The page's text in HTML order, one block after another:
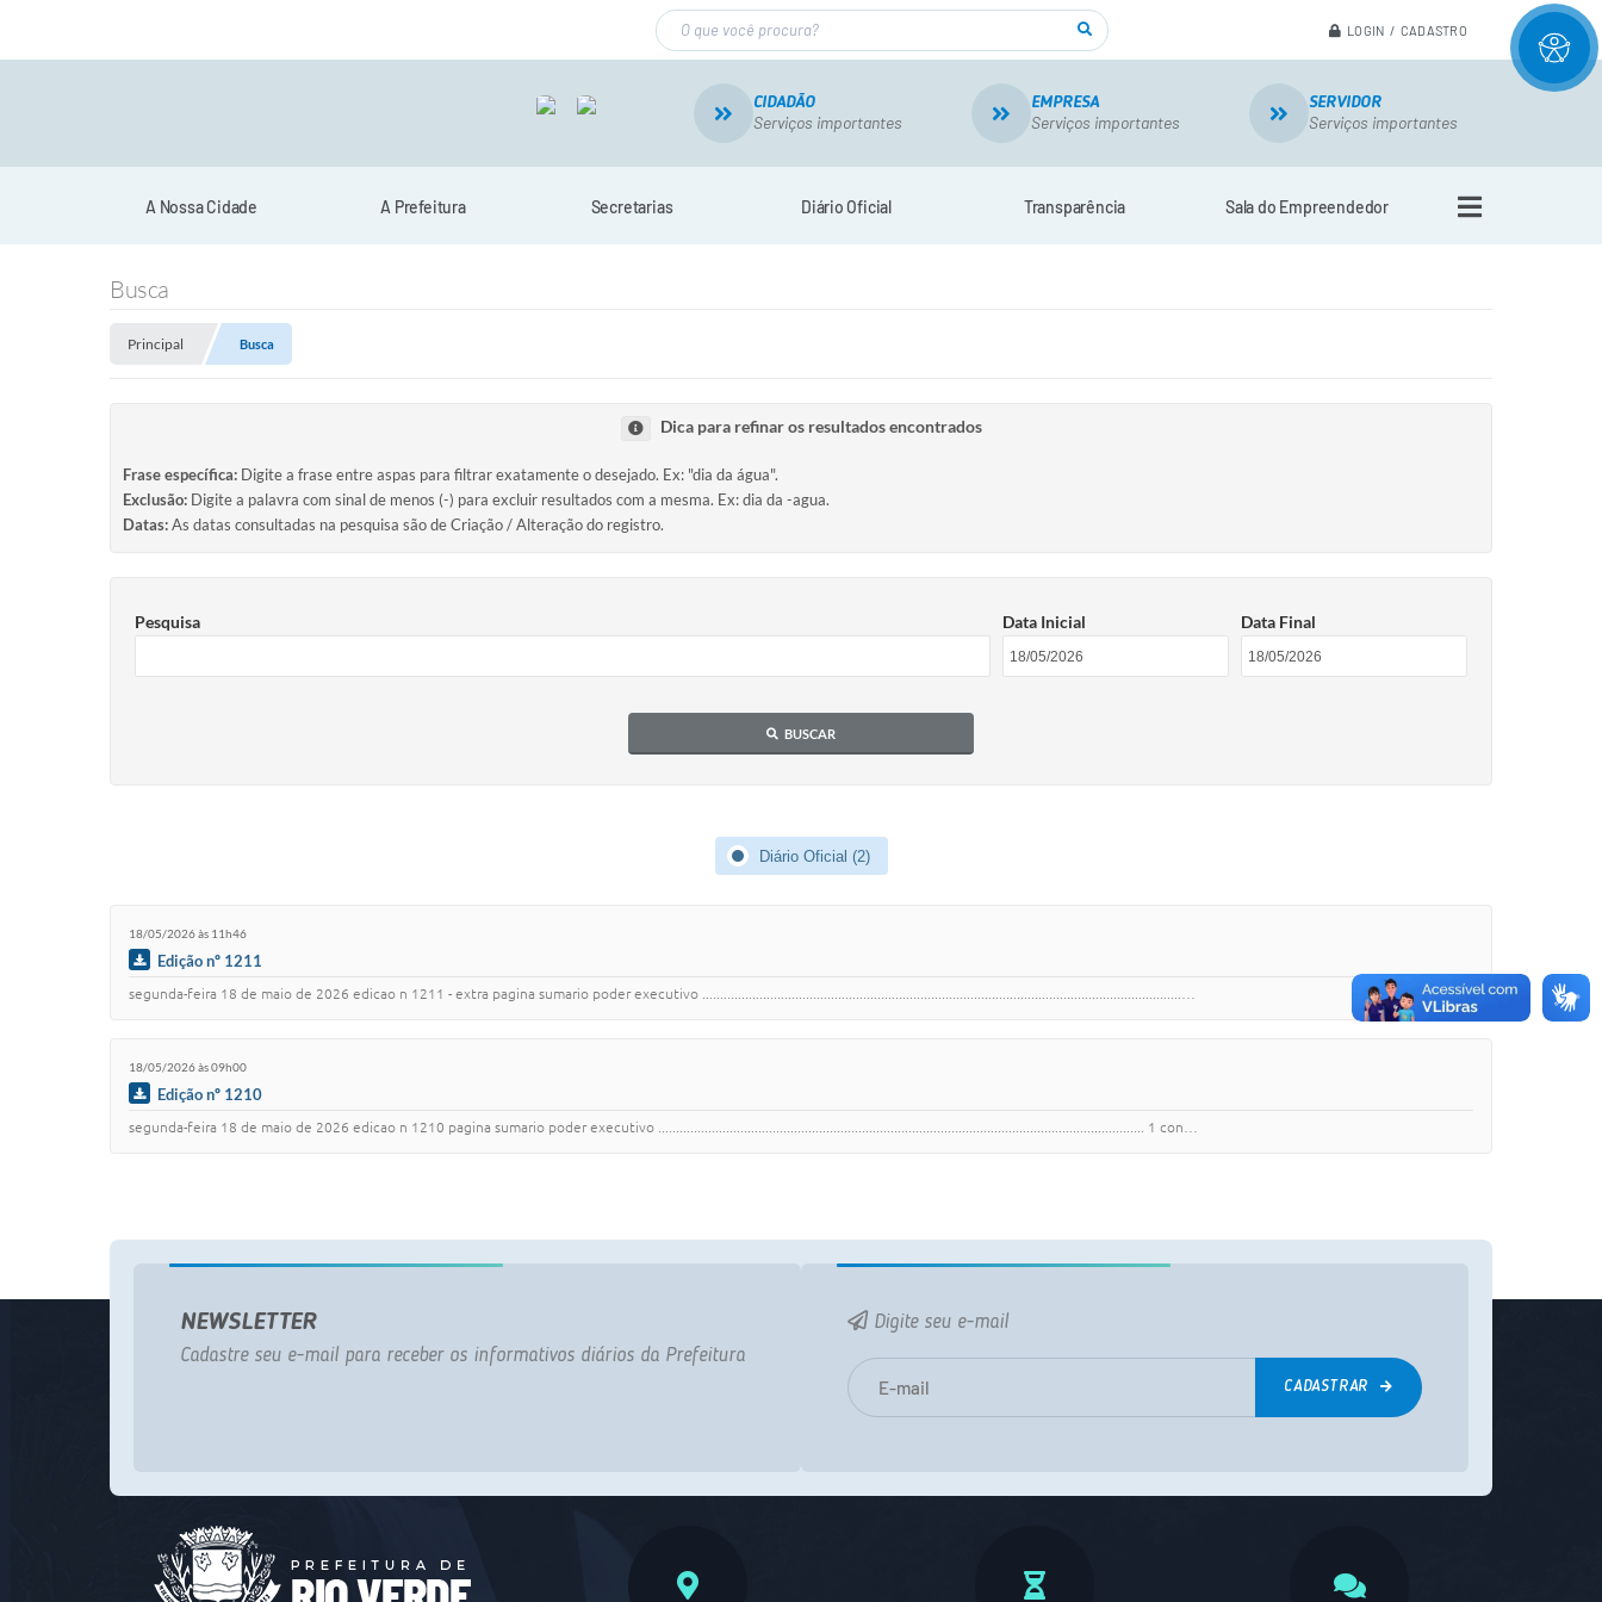
LOGIN / CADASTRO
CIDADÃO
Serviços importantes
EMPRESA
Serviços importantes
SERVIDOR
Serviços importantes
A Nossa Cidade A Prefeitura Secretarias Diário Oficial Transparência Sala do Empreendedor
Busca
Principal Busca
Dica para refinar os resultados encontrados
Frase específica: Digite a frase entre aspas para filtrar exatamente o desejado. Ex: "dia da água".
Exclusão: Digite a palavra com sinal de menos (-) para excluir resultados com a mesma. Ex: dia da -agua.
Datas:As datas consultadas na pesquisa são de Criação / Alteração do registro.
Pesquisa Data Inicial Data Final
BUSCAR
Diário Oficial (2)
18/05/2026 às 11h46
Edição nº 1211
segunda-feira 18 de maio de 2026 edicao n 1211 - extra pagina sumario poder executivo ......................................................................................................................................…
18/05/2026 às 09h00
Edição nº 1210
segunda-feira 18 de maio de 2026 edicao n 1210 pagina sumario poder executivo ........................................................................................................................................ 1 con…
NEWSLETTER
Cadastre seu e-mail para receber os informativos diários da Prefeitura
Digite seu e-mail
CADASTRAR